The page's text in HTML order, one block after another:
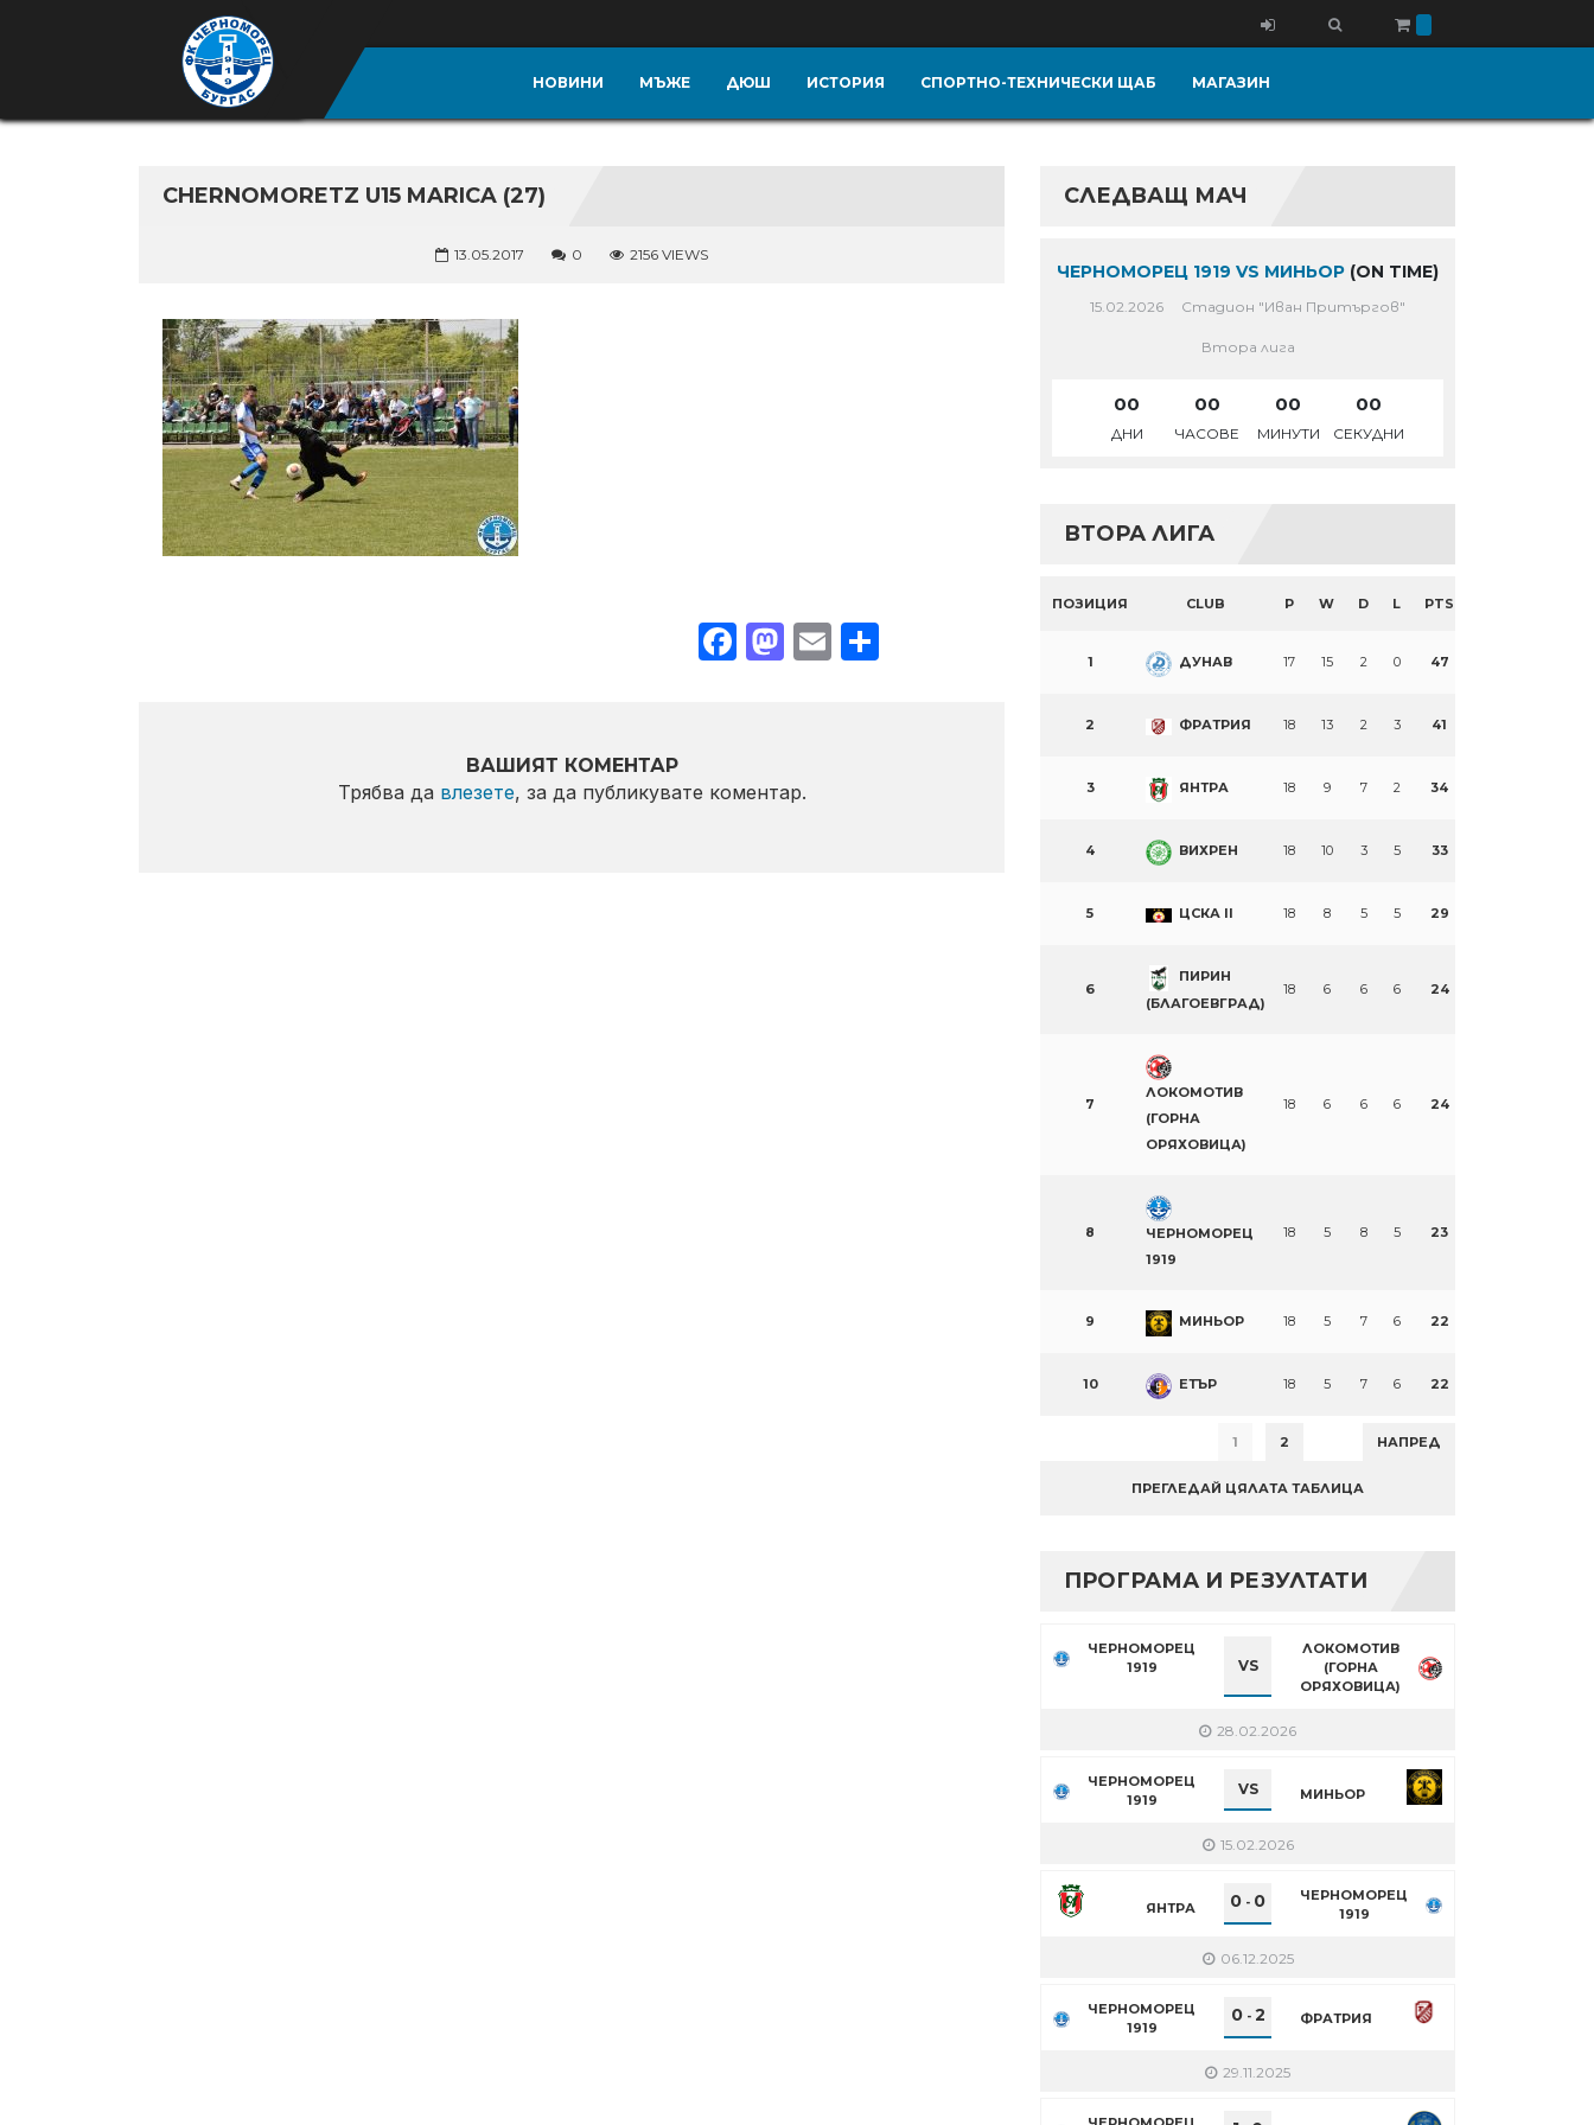
НОВИНИ МЪЖЕ ДЮШ ИСТОРИЯ СПОРТНО-ТЕХНИЧЕСКИ ЩАБ МАГАЗИН
CHERNOMORETZ U15 MARICA (27)
13.05.2017 0 2156 VIEWS
Facebook
Mastodon
EmailShare
ВАШИЯТ КОМЕНТАР
Трябва да влезете, за да публикувате коментар.
СЛЕДВАЩ МАЧ
ЧЕРНОМОРЕЦ 1919 VS МИНЬОР (ON TIME)
15.02.2026 Стадион "Иван Притъргов"
Втора лига
00
ДНИ
00
ЧАСОВЕ
00
МИНУТИ
00
СЕКУДНИ
ВТОРА ЛИГА
ПОЗИЦИЯ CLUB P W D L PTS
1 ДУНАВ 17 15 2 0 47
2 ФРАТРИЯ 18 13 2 3 41
3 ЯНТРА 18 9 7 2 34
4 ВИХРЕН 18 10 3 5 33
5 ЦСКА II 18 8 5 5 29
6
ПИРИН
(БЛАГОЕВГРАД)
18 6 6 6 24
7
ЛОКОМОТИВ
(ГОРНА
ОРЯХОВИЦА)
18 6 6 6 24
8
ЧЕРНОМОРЕЦ
1919
18 5 8 5 23
9 МИНЬОР 18 5 7 6 22
10 ЕТЪР 18 5 7 6 22
1 2 НАПРЕД
ПРЕГЛЕДАЙ ЦЯЛАТА ТАБЛИЦА
ПРОГРАМА И РЕЗУЛТАТИ
ЧЕРНОМОРЕЦ
1919
VS
ЛОКОМОТИВ
(ГОРНА
ОРЯХОВИЦА)
28.02.2026
ЧЕРНОМОРЕЦ
1919
VS МИНЬОР
15.02.2026
ЯНТРА 0 - 0
ЧЕРНОМОРЕЦ
1919
06.12.2025
ЧЕРНОМОРЕЦ
1919
0- 2 ФРАТРИЯ
29.11.2025